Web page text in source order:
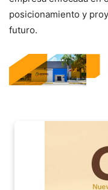
posicionamiento y
futuro.